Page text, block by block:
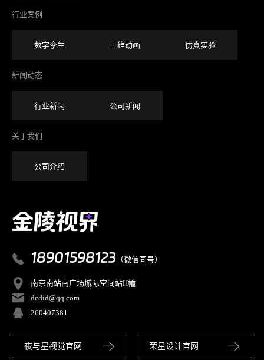
行业案例
数字孪生 三维动画 仿真实验
新闻动态
行业新闻 公司新闻
关于我们
公司介绍
18901598123 （微信同号）
南京南站南广场城际空间站H幢
dcdid@qq.com
260407381
夜与星视觉官网 荣星设计官网